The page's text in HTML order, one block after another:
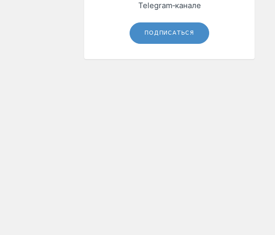
Telegram‑канале
ПОДПИСАТЬСЯ